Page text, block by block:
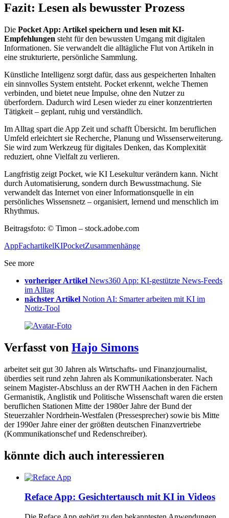
Fazit: Lesen als bewusster Prozess
Die Pocket App: Artikel speichern und lesen mit KI-
Empfehlungen steht für den bewussten Umgang mit digitalen
Informationen. Sie verwandelt die alltägliche Flut von Artikeln in
eine strukturierte, persönliche Sammlung.
Künstliche Intelligenz sorgt dafür, dass aus gespeicherten Inhalten
ein sinnvolles System entsteht. Pocket erkennt, welche Themen
verbinden, und bietet neue Impulse, ohne den Nutzer zu
überfordern. Dadurch wird Lesen wieder zu einer konzentrierten
Tätigkeit – geplant, ruhig und verständlich.
Im Alltag spart die App Zeit und schafft Übersicht. Im beruflichen
Umfeld erleichtert sie Recherche, Planung und Wissenserweiterung.
Sie wird zum Werkzeug für digitales Denken, das Komplexität
reduziert, ohne Vielfalt zu verlieren.
Langfristig zeigt Pocket, wie KI Lesekultur verändern kann. Nicht
durch Automatisierung, sondern durch Bewusstmachung. Sie
verwandelt das Internet von einer Informationsquelle in ein
persönliches Wissensnetz – organisiert, lernend und menschlich im
Rhythmus.
Beitragsfoto: © Timon – stock.adobe.com
AppFachartikelKIPocketZusammenhänge
See more
vorheriger Artikel News360 App: KI-gestützte News-Feeds
im Alltag
nächster Artikel Notion AI: Smarter arbeiten mit KI im
Notiz-Tool
Verfasst von Hajo Simons
arbeitet seit gut 30 Jahren als Wirtschafts- und Finanzjournalist,
überdies seit rund zehn Jahren als Kommunikationsberater. Nach
seinem Magister-Abschluss an der RWTH Aachen in den Fächern
Germanistik, Anglistik und Politische Wissenschaft waren die ersten
beruflichen Stationen Mitte der 1980er Jahre der Bund der
Steuerzahler Nordrhein-Westfalen (Pressesprecher) sowie bis Mitte
der 1990er Jahre einer der größten deutschen Finanzvertriebe
(Kommunikationschef und Redenschreiber).
könnte dich auch interessieren
Reface App: Gesichtertausch mit KI in Videos